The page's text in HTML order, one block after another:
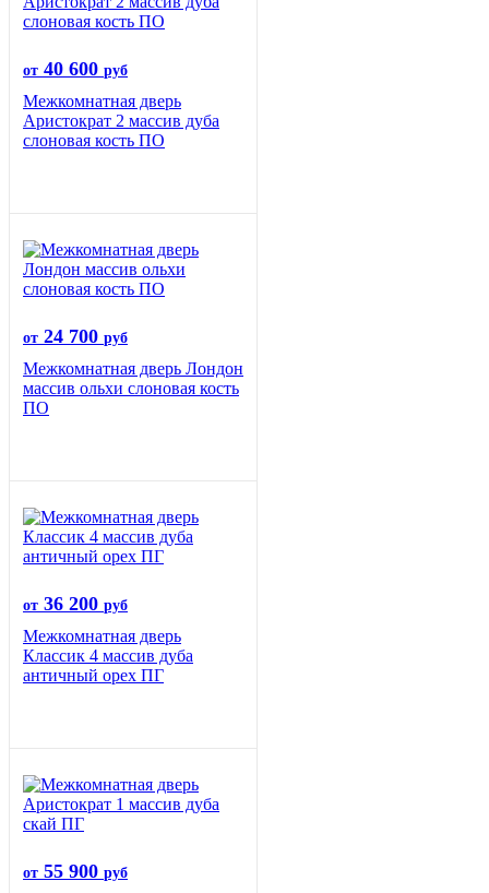
от 40 600 руб
Межкомнатная дверь
Аристократ 2 массив дуба
слоновая кость ПО
от 24 700 руб
Межкомнатная дверь Лондон
массив ольхи слоновая кость
ПО
от 36 200 руб
Межкомнатная дверь
Классик 4 массив дуба
античный орех ПГ
от 55 900 руб